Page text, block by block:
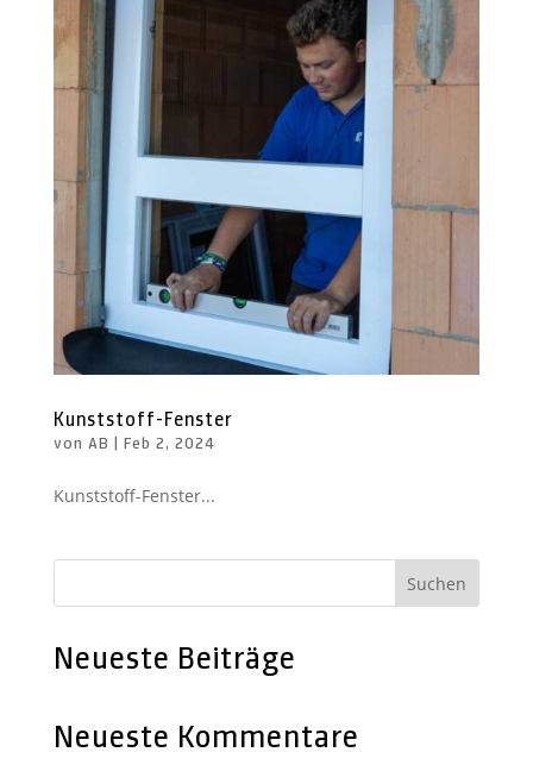
Kunststoff-Fenster
von AB | Feb 2, 2024
Kunststoff-Fenster...
Suchen
Neueste Beiträge
Neueste Kommentare